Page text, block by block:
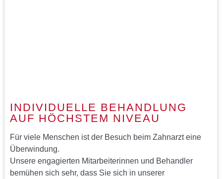
INDIVIDUELLE BEHANDLUNG
AUF HÖCHSTEM NIVEAU​
Für viele Menschen ist der Besuch beim Zahnarzt eine
Überwindung.
Unsere engagierten Mitarbeiterinnen und Behandler
bemühen sich sehr, dass Sie sich in unserer